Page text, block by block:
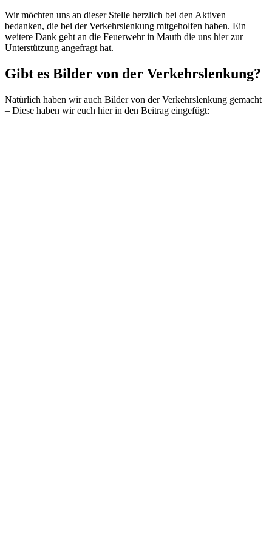
Wir möchten uns an dieser Stelle herzlich bei den Aktiven
bedanken, die bei der Verkehrslenkung mitgeholfen haben. Ein
weitere Dank geht an die Feuerwehr in Mauth die uns hier zur
Unterstützung angefragt hat.
Gibt es Bilder von der Verkehrslenkung?
Natürlich haben wir auch Bilder von der Verkehrslenkung gemacht
– Diese haben wir euch hier in den Beitrag eingefügt: